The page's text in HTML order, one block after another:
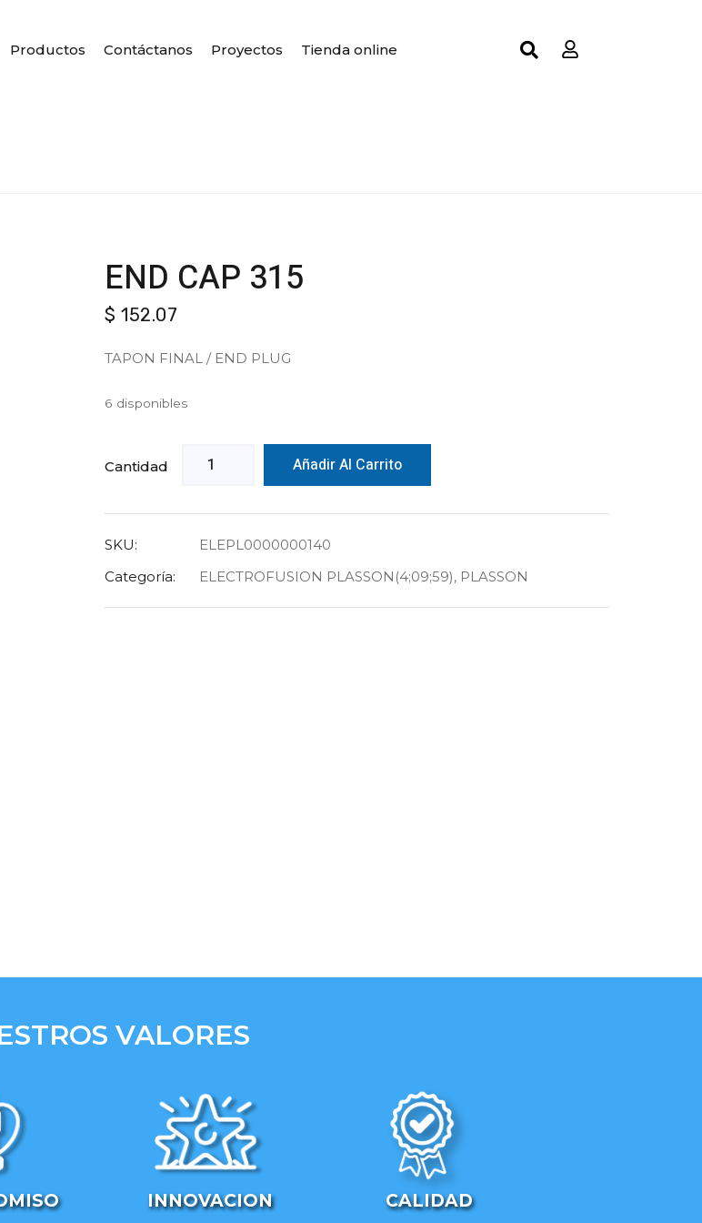
Productos Contáctanos Proyectos Tienda online
END CAP 315
$ 152.07
TAPON FINAL / END PLUG
6 disponibles
Cantidad Añadir Al Carrito
SKU:
ELEPL0000000140
Categoría:
ELECTROFUSION PLASSON(4;09;59), PLASSON
VALORES
INNOVACION CALIDAD